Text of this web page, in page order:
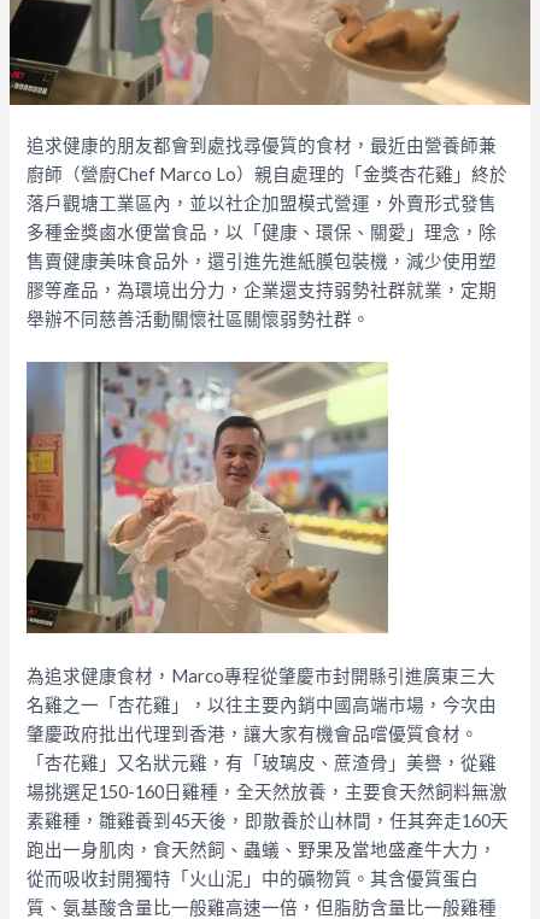
追求健康的朋友都會到處找尋優質的食材，最近由營養師兼
廚師（營廚Chef Marco Lo）親自處理的「金獎杏花雞」終於
落戶觀塘工業區內，並以社企加盟模式營運，外賣形式發售
多種金獎鹵水便當食品，以「健康、環保、關愛」理念，除
售賣健康美味食品外，還引進先進紙膜包裝機，減少使用塑
膠等產品，為環境出分力，企業還支持弱勢社群就業，定期
舉辦不同慈善活動關懷社區關懷弱勢社群。
為追求健康食材，Marco專程從肇慶市封開縣引進廣東三大
名雞之一「杏花雞」，以往主要內銷中國高端市場，今次由
肇慶政府批出代理到香港，讓大家有機會品嚐優質食材。
「杏花雞」又名狀元雞，有「玻璃皮、蔗渣骨」美譽，從雞
場挑選足150-160日雞種，全天然放養，主要食天然飼料無激
素雞種，雛雞養到45天後，即散養於山林間，任其奔走160天
跑出一身肌肉，食天然飼、蟲蟻、野果及當地盛產牛大力，
從而吸收封開獨特「火山泥」中的礦物質。其含優質蛋白
質、氨基酸含量比一般雞高速一倍，但脂肪含量比一般雞種